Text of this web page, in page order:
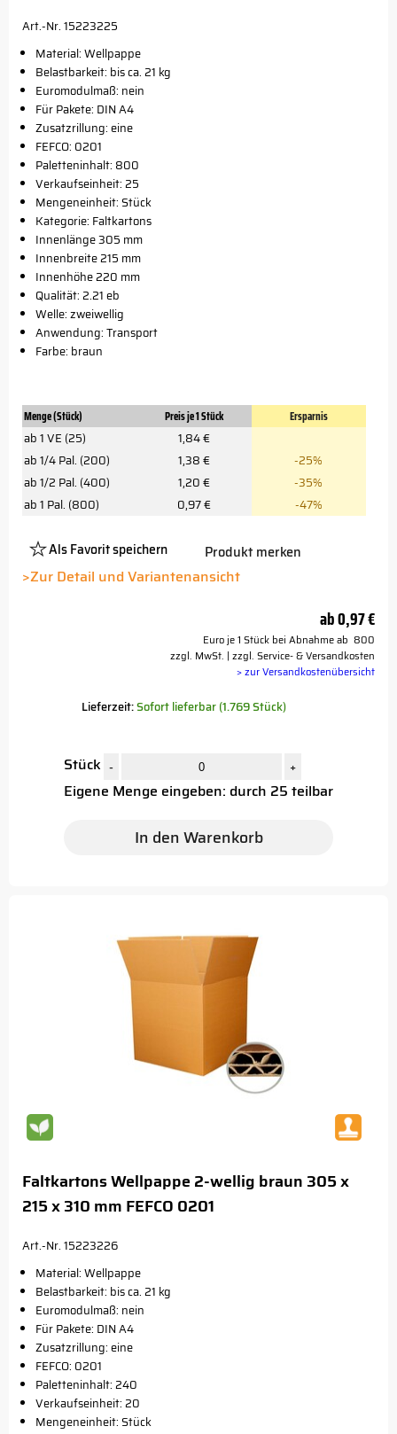
Art.-Nr. 15223225
Material: Wellpappe
Belastbarkeit: bis ca. 21 kg
Euromodulmaß: nein
Für Pakete: DIN A4
Zusatzrillung: eine
FEFCO: 0201
Paletteninhalt: 800
Verkaufseinheit: 25
Mengeneinheit: Stück
Kategorie: Faltkartons
Innenlänge 305 mm
Innenbreite 215 mm
Innenhöhe 220 mm
Qualität: 2.21 eb
Welle: zweiwellig
Anwendung: Transport
Farbe: braun
Menge (Stück) Preis je 1 Stück
Ersparnis
ab 1 VE (25)
1,84 €
ab 1/4 Pal. (200)
1,38 €
-25%
ab 1/2 Pal. (400)
1,20 €
-35%
ab 1 Pal. (800)
0,97 € -47%
Als Favorit speichern
Platzhalter
Button
Produkt merken
>Zur Detail und Variantenansicht
ab0,97 €
Euro je 1 Stück bei Abnahme ab 800
zzgl. MwSt. | zzgl. Service- & Versandkosten
> zur Versandkostenübersicht
Lieferzeit:Sofort lieferbar (1.769 Stück)
Stück - +
Eigene Menge eingeben: durch 25 teilbar
In den Warenkorb
Faltkartons Wellpappe 2-wellig braun 305 x
215 x 310 mm FEFCO 0201
Art.-Nr. 15223226
Material: Wellpappe
Belastbarkeit: bis ca. 21 kg
Euromodulmaß: nein
Für Pakete: DIN A4
Zusatzrillung: eine
FEFCO: 0201
Paletteninhalt: 240
Verkaufseinheit: 20
Mengeneinheit: Stück